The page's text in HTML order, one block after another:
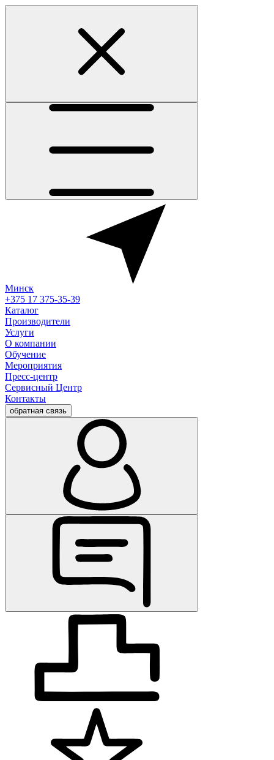
Минск
+375 17 375-35-39
Каталог
Производители
Услуги
О компании
Обучение
Мероприятия
Пресс-центр
Сервисный Центр
Контакты
обратная связь